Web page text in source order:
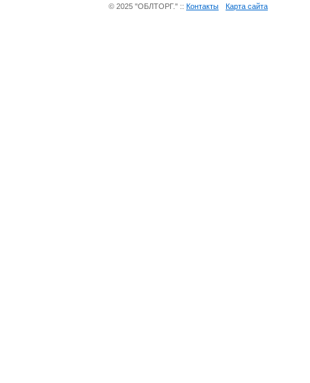
© 2025 "ОБЛТОРГ." :: Контакты Карта сайта